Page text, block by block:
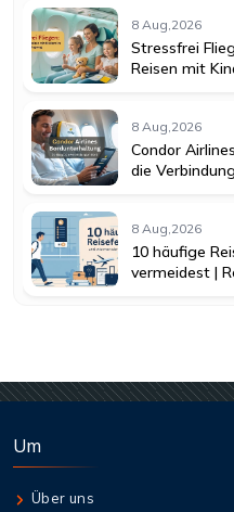
8 Aug,2026
Stressfrei
Reisen mit
8 Aug,2026
Condor
die
8 Aug,2026
10 häufige
vermeidest |
Um
Über uns